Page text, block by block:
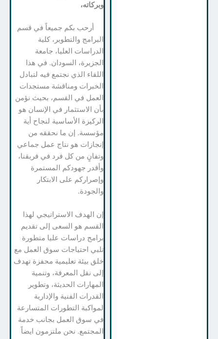
وبركاته،
أرحب بكم جميعاً في قسم
البرامج والتطوير، كلية
الدراسات العليا، جامعة
الجزيرة، السودان. في هذا
اللقاء الذي نجتمع فيه لتبادل
الخبرات ومناقشة مستجدات
العمل في القسم، بحيث نؤمن
بأن الاستثمار في الإنسان هو
الركيزة الأساسية لنجاح أية
مؤسسة. إن ما نحققه من
إنجازات هو نتاج عمل جماعي
وتفانٍ من كل فرد في فريقنا،
وأقدر جهودكم المستمرة
وإصراركم على الابتكار
والجودة.
إن الهدف الاستراتيجي لهذا
القسم هو السعى إلى تقديم
برامج دراسات عليا متطورة
تلبي احتياجات سوق العمل مع
خلق بيئة تعليمية محفزة تهدف
إلى نقل المعرفة، وتنمية
المهارات الحديثة، وتطوير
القدرات الفنية والإدارية
لمواكبة التطورات المتسارعة
في سوق العمل بجانب خدمة
المجتمع. نحن ملتزمون ايضاً